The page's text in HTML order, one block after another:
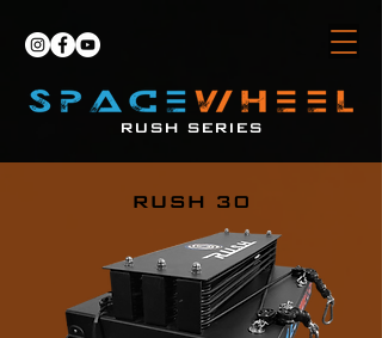
RUSH SERIES
RUSH 30